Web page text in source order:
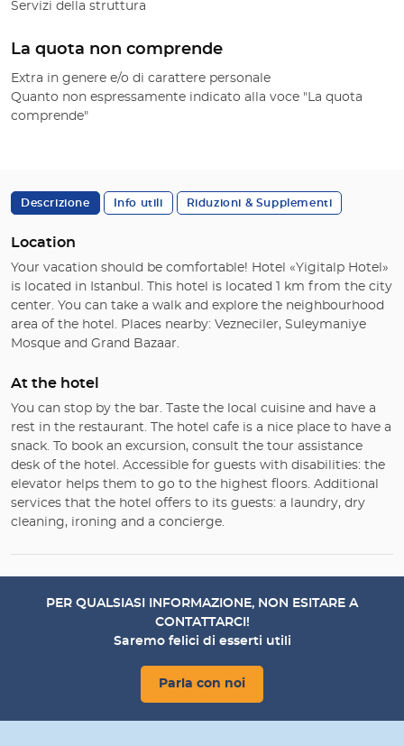
Servizi della struttura
La quota non comprende
Extra in genere e/o di carattere personale
Quanto non espressamente indicato alla voce "La quota
comprende"
Descrizione Info utili Riduzioni & Supplementi
Location
Your vacation should be comfortable! Hotel «Yigitalp Hotel»
is located in Istanbul. This hotel is located 1 km from the city
center. You can take a walk and explore the neighbourhood
area of the hotel. Places nearby: Vezneciler, Suleymaniye
Mosque and Grand Bazaar.
At the hotel
You can stop by the bar. Taste the local cuisine and have a
rest in the restaurant. The hotel cafe is a nice place to have a
snack. To book an excursion, consult the tour assistance
desk of the hotel. Accessible for guests with disabilities: the
elevator helps them to go to the highest floors. Additional
services that the hotel offers to its guests: a laundry, dry
cleaning, ironing and a concierge.
PER QUALSIASI INFORMAZIONE, NON ESITARE A
CONTATTARCI!
Saremo felici di esserti utili
Parla con noi